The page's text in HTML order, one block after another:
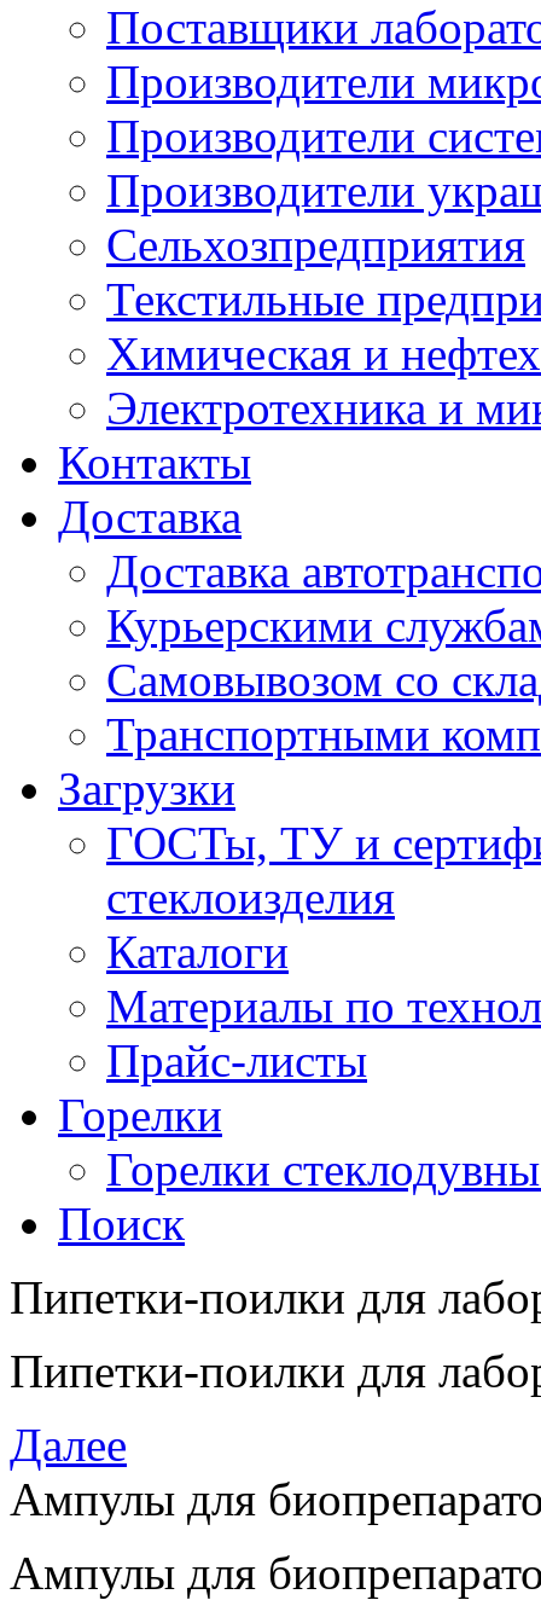
Поставщики
Производители
Производители
Производители
Сельхозпредприятия
Текстильные
Химическая и
Электротехника и
Контакты
Доставка
Доставка
Курьерскими
Самовывозом со
Транспортными
Загрузки
ГОСТы, ТУ и
стеклоизделия
Каталоги
Материалы по
Прайс-листы
Горелки
Горелки
Поиск
Пипетки-поилки для
Пипетки-поилки для
Далее
Ампулы для
Ампулы для